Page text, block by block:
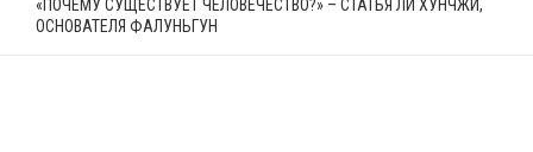
«ПОЧЕМУ СУЩЕСТВУЕТ ЧЕЛОВЕЧЕСТВО?» – СТАТЬЯ ЛИ ХУНЧЖИ,
ОСНОВАТЕЛЯ ФАЛУНЬГУН